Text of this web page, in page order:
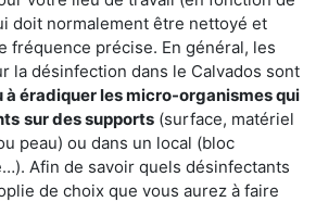
doit normalement être nettoyé et
fréquence précise. En général, les
la désinfection dans le Calvados sont
à éradiquer les micro-organismes qui
sur des supports (surface, matériel
peau) ou dans un local (bloc
Afin de savoir quels désinfectants
de choix que vous aurez à faire